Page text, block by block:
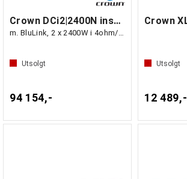
Crown DCi2|2400N installasjonsforsterker
m. BluLink, 2 x 2400W i 4ohm/70/100V
Utsolgt
94 154,-
Utsolgt
12 489,-